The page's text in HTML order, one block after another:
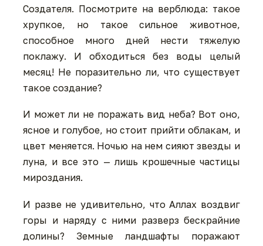
Создателя. Посмотрите на верблюда: такое
хрупкое, но такое сильное животное,
способное много дней нести тяжелую
поклажу. И обходиться без воды целый
месяц! Не поразительно ли, что существует
такое создание?
И может ли не поражать вид неба? Вот оно,
ясное и голубое, но стоит прийти облакам, и
цвет меняется. Ночью на нем сияют звезды и
луна, и все это — лишь крошечные частицы
мироздания.
И разве не удивительно, что Аллах воздвиг
горы и наряду с ними разверз бескрайние
долины? Земные ландшафты поражают